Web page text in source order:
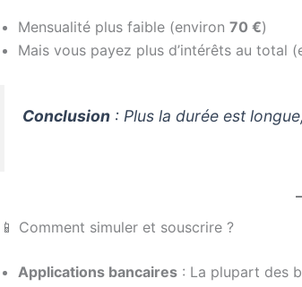
Mensualité plus faible (environ 70 €)
Mais vous payez plus d’intérêts au total
Conclusion : Plus la durée est
📱 Comment simuler et souscrire ?
Applications bancaires : La plupart des